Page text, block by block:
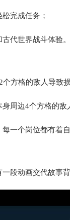
完成任务；
代世界战斗体验。
方格的敌人导致损
周边4个方格的敌
一个岗位都有着
段动画交代故事背